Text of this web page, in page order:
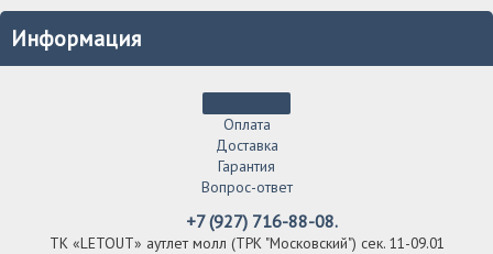
Информация
Оплата
Доставка
Гарантия
Вопрос-ответ
+7 (927) 716-88-08.
ТК «LETOUT» аутлет молл (ТРК "Московский") сек. 11-09.01